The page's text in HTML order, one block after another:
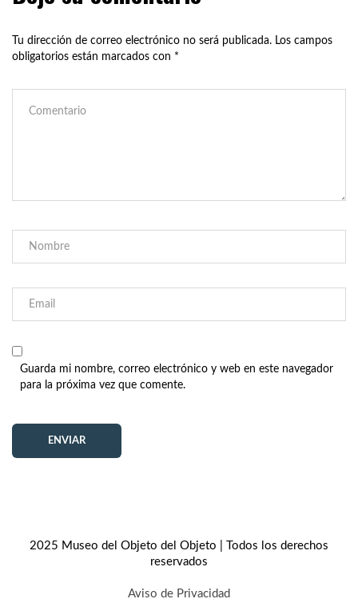
Tu dirección de correo electrónico no será publicada. Los campos
obligatorios están marcados con *
Guarda mi nombre, correo electrónico y web en este navegador
para la próxima vez que comente.
2025 Museo del Objeto del Objeto | Todos los derechos
reservados
Aviso de Privacidad